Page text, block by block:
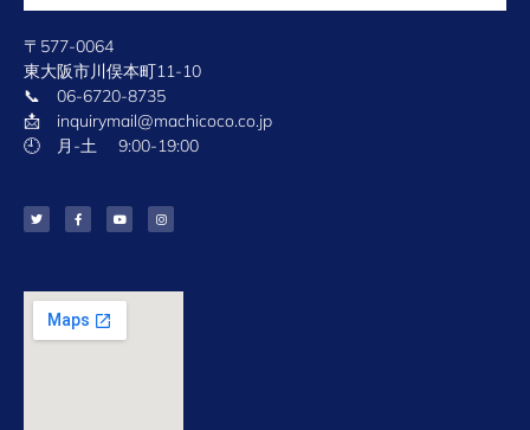
〒577-0064
東大阪市川俣本町11-10
📞 06-6720-8735
📩 inquirymail@machicoco.co.jp
🕘 月-土 9:00-19:00